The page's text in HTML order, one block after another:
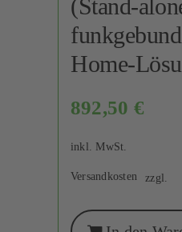
(Stand-
Home-
892,50 €
inkl. MwSt.
zzgl.
Versandkosten